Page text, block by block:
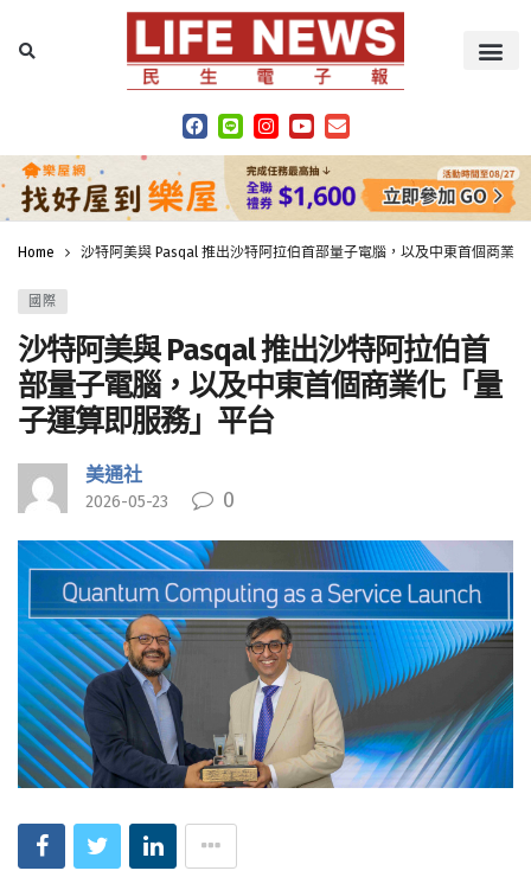
Home 沙特阿美與 Pasqal 推出沙特阿拉伯首部量子電腦，以及中東首個商業
國際
沙特阿美與 Pasqal 推出沙特阿拉伯首
部量子電腦，以及中東首個商業化「量
子運算即服務」平台
美通社
2026-05-23 0